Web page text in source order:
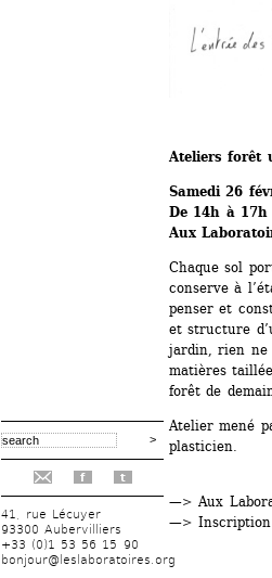
f t
41, rue Lécuyer
93300 Aubervilliers
+33 (0)1 53 56 15 90
bonjour@leslaboratoires.org
Ateliers forêt
Samedi 26
De 14h à 17h
Aux
Chaque sol
conserve à
penser et
et structure
jardin, rien ne
matières
forêt de
Atelier mené
plasticien.
—> Aux
—>